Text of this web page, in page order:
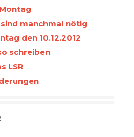
manchmal nötig
den 10.12.2012
schreiben
LSR